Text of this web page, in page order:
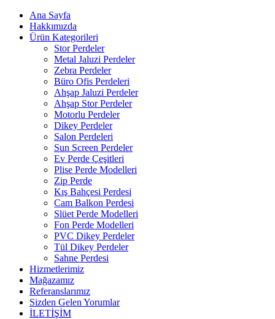
Ana Sayfa
Hakkımızda
Ürün Kategorileri
Stor Perdeler
Metal Jaluzi Perdeler
Zebra Perdeler
Büro Ofis Perdeleri
Ahşap Jaluzi Perdeler
Ahşap Stor Perdeler
Motorlu Perdeler
Dikey Perdeler
Salon Perdeleri
Sun Screen Perdeler
Ev Perde Çeşitleri
Plise Perde Modelleri
Zip Perde
Kış Bahçesi Perdesi
Cam Balkon Perdesi
Slüet Perde Modelleri
Fon Perde Modelleri
PVC Dikey Perdeler
Tül Dikey Perdeler
Sahne Perdesi
Hizmetlerimiz
Mağazamız
Referanslarımız
Sizden Gelen Yorumlar
İLETİŞİM